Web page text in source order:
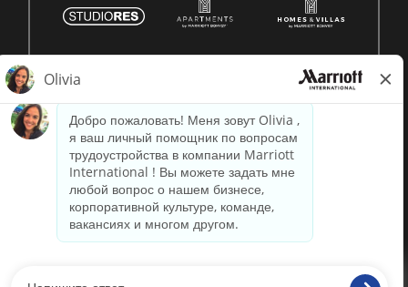
защищены. Конфиденциальная информация Marriott.